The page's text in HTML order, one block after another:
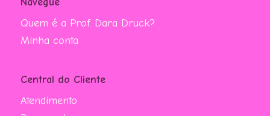
Quem é a Prof. Dara Druck?
Minha conta
Central do Cliente
Atendimento